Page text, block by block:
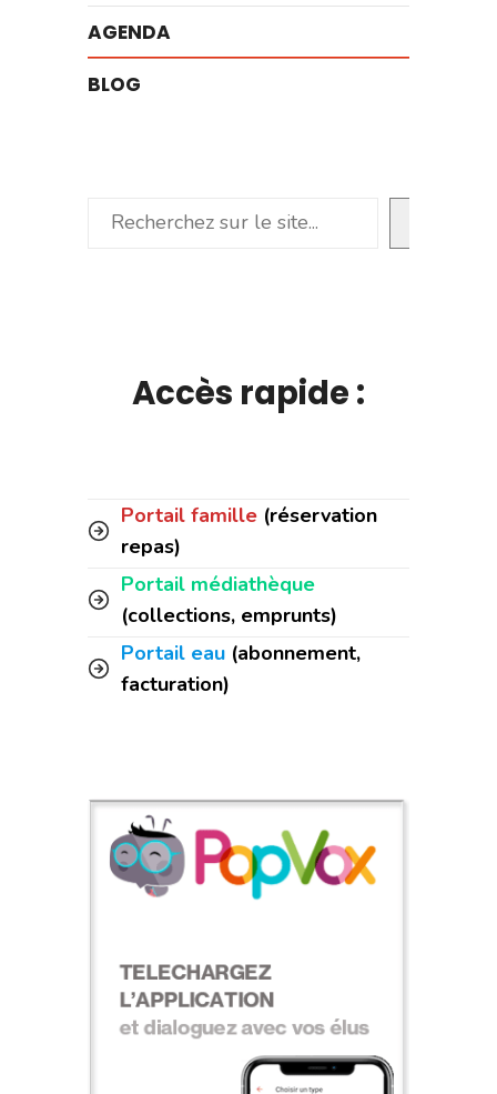
AGENDA
BLOG
Rechercher
Accès rapide :
Portail famille (réservation
repas)
Portail médiathèque
(collections, emprunts)
Portail eau (abonnement,
facturation)